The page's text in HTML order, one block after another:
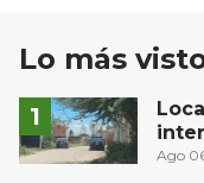
Lo más
Ago